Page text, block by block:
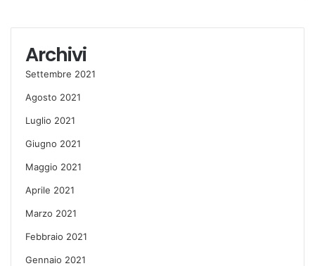
Archivi
Settembre 2021
Agosto 2021
Luglio 2021
Giugno 2021
Maggio 2021
Aprile 2021
Marzo 2021
Febbraio 2021
Gennaio 2021